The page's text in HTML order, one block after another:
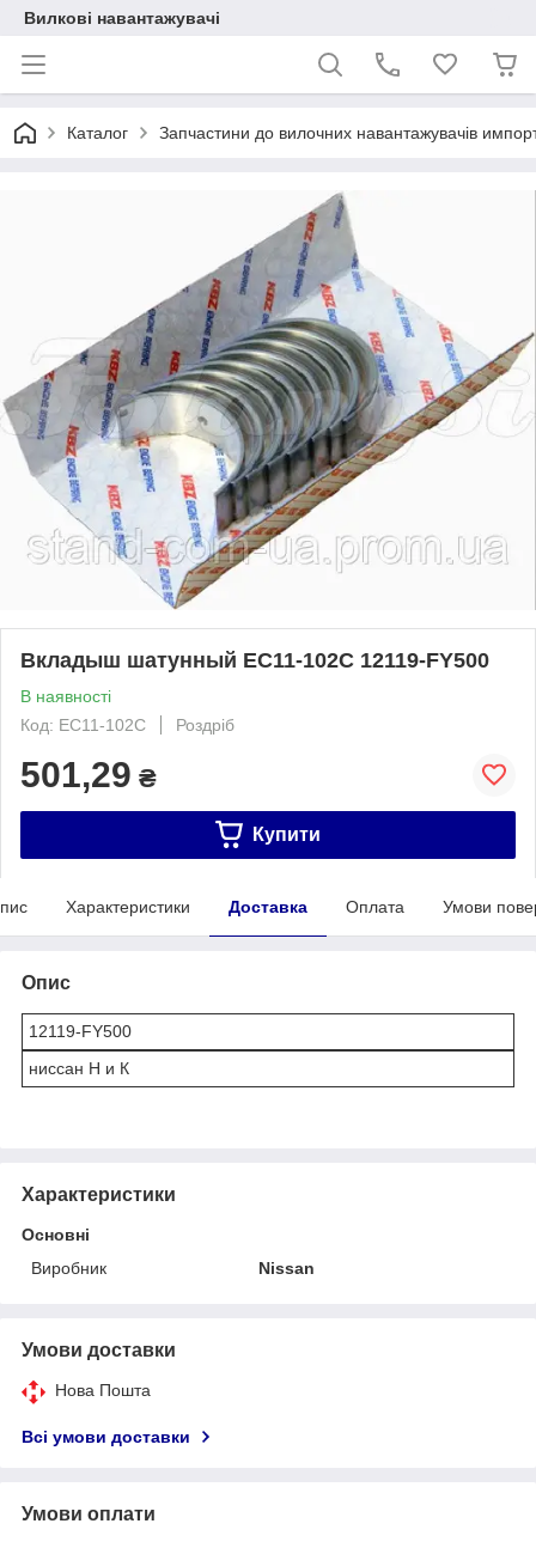
Вилкові навантажувачі
Каталог Запчастини до вилочних навантажувачів
Вкладыш шатунный EC11-102C 12119-FY500
В наявності
Код: EC11-102C
Роздріб
501,29 ₴
Купити
Характеристики Доставка Оплата Умови
Опис
12119-FY500
ниссан Н и К
Характеристики
Основні
Виробник
Nissan
Умови доставки
Нова Пошта
Всі умови доставки
Умови оплати